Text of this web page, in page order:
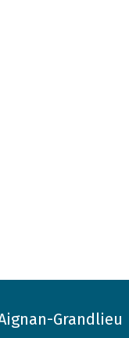
Grandlieu